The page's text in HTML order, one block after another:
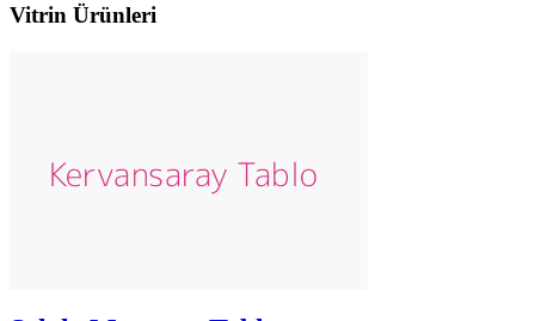
Vitrin Ürünleri